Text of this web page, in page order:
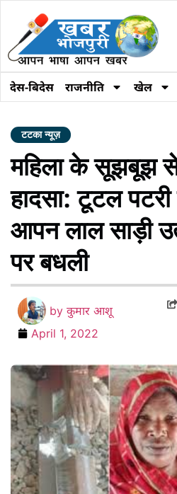
देस-बिदेस राजनीति खेल
टटका न्यूज़
महिला के सूझबूझ
हादसा: टूटल
आपन लाल साड़ी
पर बधली
by कुमार आशू
April 1, 2022